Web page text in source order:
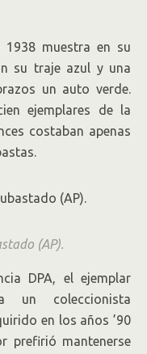
muestra en su
su traje azul y una
un auto verde.
ejemplares de la
costaban apenas
(AP).
DPA, el ejemplar
un coleccionista
en los años ’90
prefirió mantenerse